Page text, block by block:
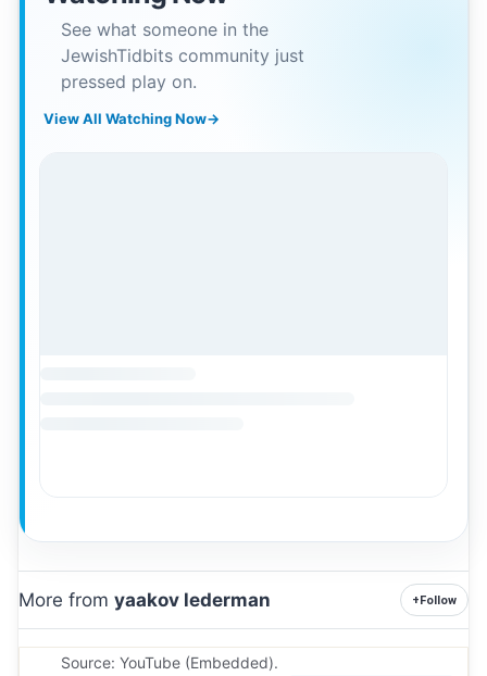
See what someone in the
JewishTidbits community just
pressed play on.
View All Watching Now→
More from yaakov lederman +Follow
Source: YouTube (Embedded).